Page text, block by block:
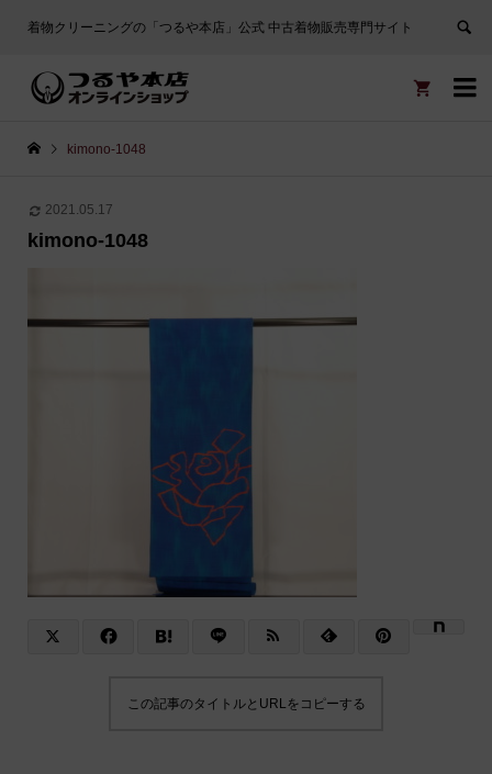
着物クリーニングの「つるや本店」公式 中古着物販売専門サイト


kimono-1048
2021.05.17
kimono-1048
この記事のタイトルとURLをコピーする